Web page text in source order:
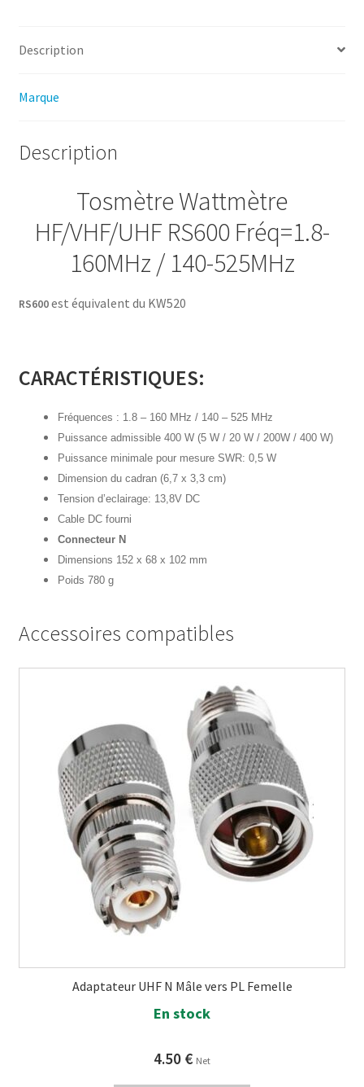
Description
Marque
Description
Tosmètre Wattmètre
HF/VHF/UHF RS600 Fréq=1.8-
160MHz / 140-525MHz
RS600est équivalent du KW520
CARACTÉRISTIQUES:
Fréquences : 1.8 – 160 MHz / 140 – 525 MHz
Puissance admissible 400 W (5 W / 20 W / 200W / 400 W)
Puissance minimale pour mesure SWR: 0,5 W
Dimension du cadran (6,7 x 3,3 cm)
Tension d’eclairage: 13,8V DC
Cable DC fourni
Connecteur N
Dimensions 152 x 68 x 102 mm
Poids 780 g
Accessoires compatibles
Adaptateur UHF N Mâle vers PL Femelle
En stock
4.50 € Net